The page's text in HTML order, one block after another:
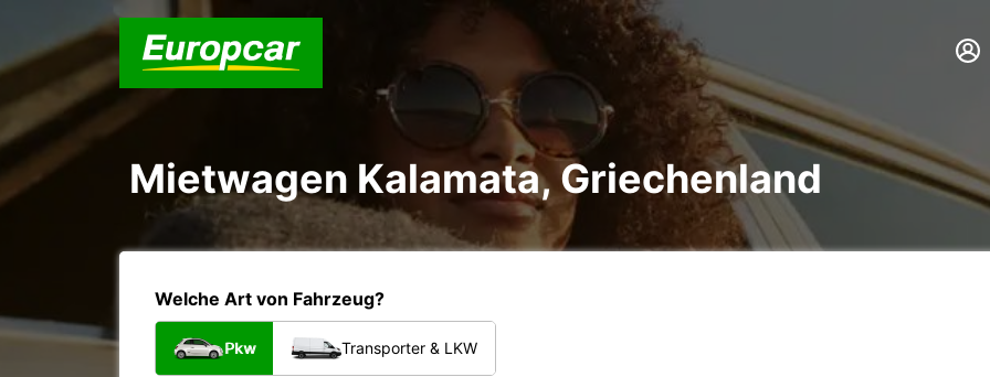
Mietwagen Kalamata, Griechenland
Welche Art von Fahrzeug?
Pkw Transporter & LKW